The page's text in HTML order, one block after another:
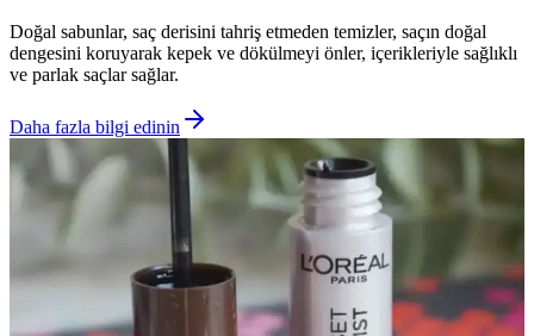
Doğal sabunlar, saç derisini tahriş etmeden temizler, saçın doğal
dengesini koruyarak kepek ve dökülmeyi önler, içerikleriyle sağlıklı
ve parlak saçlar sağlar.
Daha fazla bilgi edinin